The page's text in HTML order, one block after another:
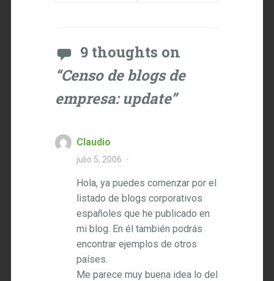
9 thoughts on
“Censo de blogs de
empresa: update”
Claudio
julio 5, 2006 ·
Hola, ya puedes comenzar por el
listado de blogs corporativos
españoles que he publicado en
mi blog. En él también podrás
encontrar ejemplos de otros
países.
Me parece muy buena idea lo del